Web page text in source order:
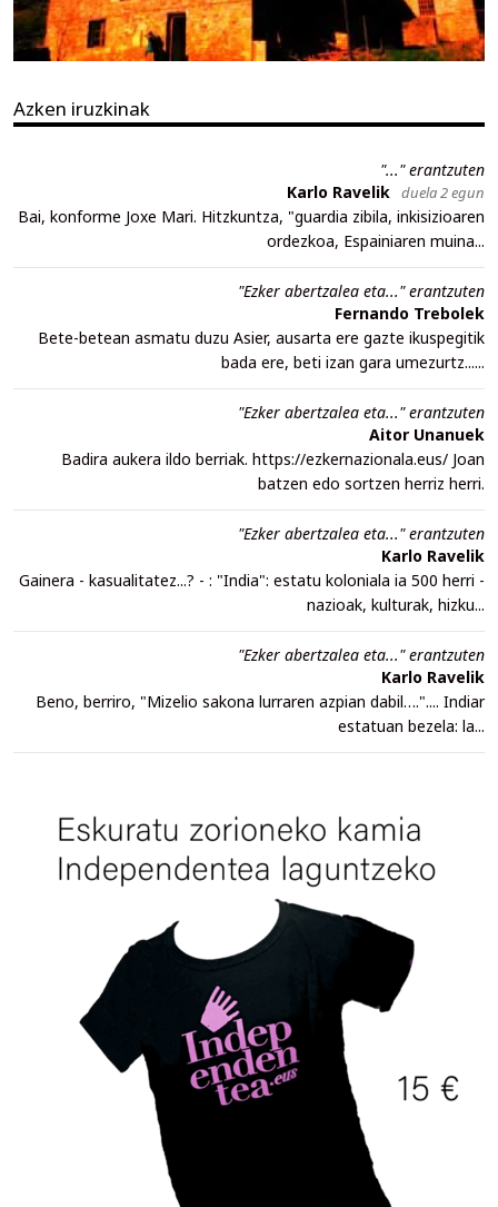
Azken iruzkinak
"..." erantzuten
Karlo Ravelik duela 2 egun
Bai, konforme Joxe Mari. Hitzkuntza, "guardia zibila, inkisizioaren
ordezkoa, Espainiaren muina...
"Ezker abertzalea eta..." erantzuten
Fernando Trebolek
Bete-betean asmatu duzu Asier, ausarta ere gazte ikuspegitik
bada ere, beti izan gara umezurtz......
"Ezker abertzalea eta..." erantzuten
Aitor Unanuek
Badira aukera ildo berriak. https://ezkernazionala.eus/ Joan
batzen edo sortzen herriz herri.
"Ezker abertzalea eta..." erantzuten
Karlo Ravelik
Gainera - kasualitatez...? - : "India": estatu koloniala ia 500 herri -
nazioak, kulturak, hizku...
"Ezker abertzalea eta..." erantzuten
Karlo Ravelik
Beno, berriro, "Mizelio sakona lurraren azpian dabil….".... Indiar
estatuan bezela: la...